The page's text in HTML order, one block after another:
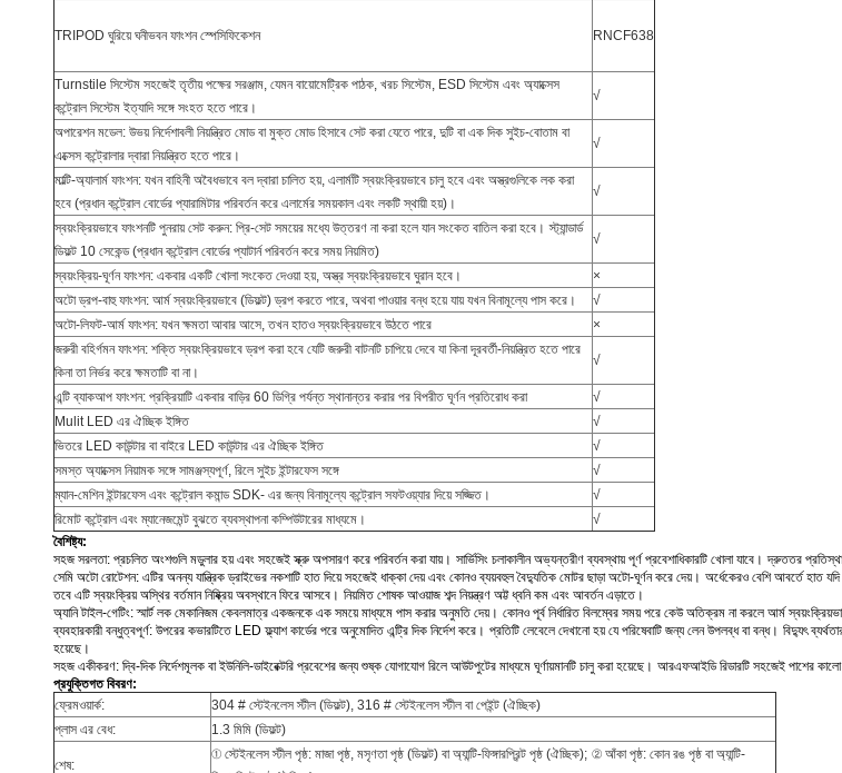
TRIPOD ঘুরিয়ে ঘনীভবন ফাংশন স্পেসিফিকেশন RNCF638
Turnstile সিস্টেম সহজেই তৃতীয় পক্ষের সরঞ্জাম, যেমন বায়োমেট্রিক পাঠক, খরচ সিস্টেম, ESD সিস্টেম এবং অ্যাক্সেস
কন্ট্রোল সিস্টেম ইত্যাদি সঙ্গে সংহত হতে পারে।
√
অপারেশন মডেল: উভয় নির্দেশাবলী নিয়ন্ত্রিত মোড বা মুক্ত মোড হিসাবে সেট করা যেতে পারে, দুটি বা এক দিক সুইচ-বোতাম বা
এক্সেস কন্ট্রোলার দ্বারা নিয়ন্ত্রিত হতে পারে।
√
মাল্টি-অ্যালার্ম ফাংশন: যখন বাহিনী অবৈধভাবে বল দ্বারা চালিত হয়, এলার্মটি স্বয়ংক্রিয়ভাবে চালু হবে এবং অস্ত্রগুলিকে লক করা
হবে (প্রধান কন্ট্রোল বোর্ডের প্যারামিটার পরিবর্তন করে এলার্মের সময়কাল এবং লকটি স্থায়ী হয়)।
√
স্বয়ংক্রিয়ভাবে ফাংশনটি পুনরায় সেট করুন: প্রি-সেট সময়ের মধ্যে উত্তরণ না করা হলে যান সংকেত বাতিল করা হবে। স্ট্যান্ডার্ড
ডিফল্ট 10 সেকেন্ড (প্রধান কন্ট্রোল বোর্ডের প্যাটার্ন পরিবর্তন করে সময় নিয়মিত)
√
স্বয়ংক্রিয়-ঘূর্ণন ফাংশন: একবার একটি খোলা সংকেত দেওয়া হয়, অস্ত্র স্বয়ংক্রিয়ভাবে ঘুরান হবে।
×
অটো ড্রপ-বাহু ফাংশন: আর্ম স্বয়ংক্রিয়ভাবে (ডিফল্ট) ড্রপ করতে পারে, অথবা পাওয়ার বন্ধ হয়ে যায় যখন বিনামূল্যে পাস করে।
√
অটো-লিফট-আর্ম ফাংশন: যখন ক্ষমতা আবার আসে, তখন হাতও স্বয়ংক্রিয়ভাবে উঠতে পারে
×
জরুরী বহির্গমন ফাংশন: শক্তি স্বয়ংক্রিয়ভাবে ড্রপ করা হবে যেটি জরুরী বাটনটি চাপিয়ে দেবে যা কিনা দূরবর্তী-নিয়ন্ত্রিত হতে পারে
কিনা তা নির্ভর করে ক্ষমতাটি বা না।
√
এন্টি ব্যাকআপ ফাংশন: প্রক্রিয়াটি একবার বাড়ির 60 ডিগ্রি পর্যন্ত স্থানান্তর করার পর বিপরীত ঘূর্ণন প্রতিরোধ করা
√
Mulit LED এর ঐচ্ছিক ইঙ্গিত
√
ভিতরে LED কাউন্টার বা বাইরে LED কাউন্টার এর ঐচ্ছিক ইঙ্গিত
√
সমস্ত অ্যাক্সেস নিয়ামক সঙ্গে সামঞ্জস্যপূর্ণ, রিলে সুইচ ইন্টারফেস সঙ্গে
√
ম্যান-মেশিন ইন্টারফেস এবং কন্ট্রোল কমান্ড SDK- এর জন্য বিনামূল্যে কন্ট্রোল সফটওয়্যার দিয়ে সজ্জিত।
√
রিমোট কন্ট্রোল এবং ম্যানেজমেন্ট বুঝতে ব্যবস্থাপনা কম্পিউটারের মাধ্যমে।
√
বৈশিষ্ট্য:
সহজ সরলতা: প্রচলিত অংশগুলি মডুলার হয় এবং সহজেই স্ক্রু অপসারণ করে পরিবর্তন করা যায়। সার্ভিসিং চলাকালীন অভ্যন্তরীণ ব্যবস্থায় পূর্ণ প্রবেশাধিকারটি খোলা যাবে। দ্রুততর
সেমি অটো রোটেশন: এটির অনন্য যান্ত্রিক ড্রাইভের নকশাটি হাত দিয়ে সহজেই ধাক্কা দেয় এবং কোনও ব্যয়বহুল বৈদ্যুতিক মোটর ছাড়া অটো-ঘূর্ণন করে দেয়। অর্ধেকেরও বেশি আবর্তে হাত
তবে এটি স্বয়ংক্রিয় অস্থির বর্তমান নিষ্ক্রিয় অবস্থানে ফিরে আসবে। নিয়মিত শোষক আওয়াজ শব্দ নিয়ন্ত্রণ অট্ট ধ্বনি কম এবং আবর্তন এড়াতে।
অ্যানি টাইল-গেটিং: স্মার্ট লক মেকানিজম কেবলমাত্র একজনকে এক সময়ে মাধ্যমে পাস করার অনুমতি দেয়। কোনও পূর্ব নির্ধারিত বিলম্বের সময় পরে কেউ অতিক্রম না করলে আর্ম
ব্যবহারকারী বন্ধুত্বপূর্ণ: উপরের কভারটিতে LED ফ্ল্যাশ কার্ডের পরে অনুমোদিত এন্ট্রি দিক নির্দেশ করে। প্রতিটি লেবেলে দেখানো হয় যে পরিষেবাটি জন্য লেন উপলব্ধ বা বন্ধ। বিদ্যুৎ
হয়েছে।
সহজ একীকরণ: দ্বি-দিক নির্দেশমূলক বা ইউনিলি-ডাইরেক্টরি প্রবেশের জন্য শুষ্ক যোগাযোগ রিলে আউটপুটের মাধ্যমে ঘূর্ণায়মানটি চালু করা হয়েছে। আরএফআইডি রিডারটি সহজেই পাশের কালো
প্রযুক্তিগত বিবরণ:
ফ্রেমওয়ার্ক:
304 # স্টেইনলেস স্টীল (ডিফল্ট), 316 # স্টেইনলেস স্টীল বা পেইন্ট (ঐচ্ছিক)
প্লাস এর বেধ:
1.3 মিমি (ডিফল্ট)
শেষ:
① স্টেইনলেস স্টীল পৃষ্ঠ: মাজা পৃষ্ঠ, মসৃণতা পৃষ্ঠ (ডিফল্ট) বা অ্যান্টি-ফিঙ্গারপ্রিন্ট পৃষ্ঠ (ঐচ্ছিক); ② আঁকা পৃষ্ঠ: কোন রঙ পৃষ্ঠ বা অ্যান্টি-